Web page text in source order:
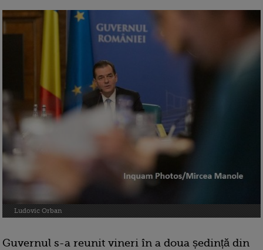
Ludovic Orban
Guvernul s-a reunit vineri în a doua ședință din